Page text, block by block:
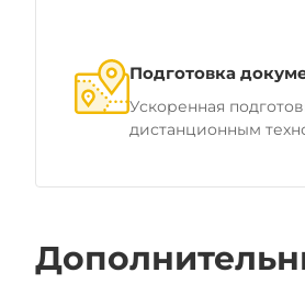
Подготовка
Ускоренная
дистанционным